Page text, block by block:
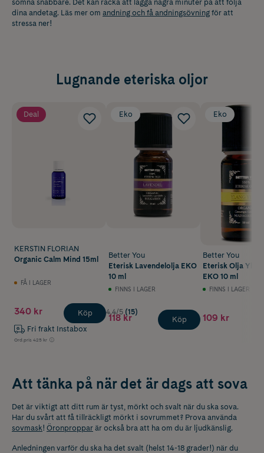
somna snabbare. Det kan räcka att lägga några minuter på att följa
dina andetag. Läs mer om andning och få andningsövning för att
stressa ner!
Lugnande eteriska oljor
Deal
KERSTIN FLORIAN
Organic Calm Mind 15ml
FÅ I LAGER
340 kr
Fri frakt Instabox
Ord.pris 425 kr
Köp
Eko
Better You
Eterisk Lavendelolja EKO
10 ml
FINNS I LAGER
4.4/5 (15)
118 kr Köp
Eko
Better You
Eterisk Olja
EKO 10 ml
FINNS I LAGER
109 kr
Att tänka på när det är dags att sova
Det är viktigt att ditt rum är tyst, mörkt och svalt när du ska sova.
Har du svårt att få tillräckligt mörkt i sovrummet? Prova använda
sovmask! Öronproppar är också bra att ha om du är ljudkänslig.
Anledningen varför du ska ha det svalt (helst 14-18 grader!) när du